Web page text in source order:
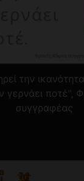
την
γερνάει ποτέ",
συγγραφέας